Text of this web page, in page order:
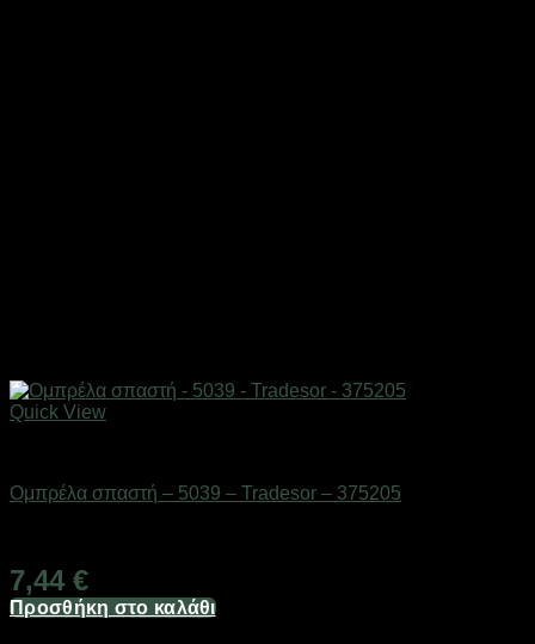
Quick View
Ομπρέλα σπαστή – 5039 – Tradesor – 375205
7,44 €
Προσθήκη στο καλάθι